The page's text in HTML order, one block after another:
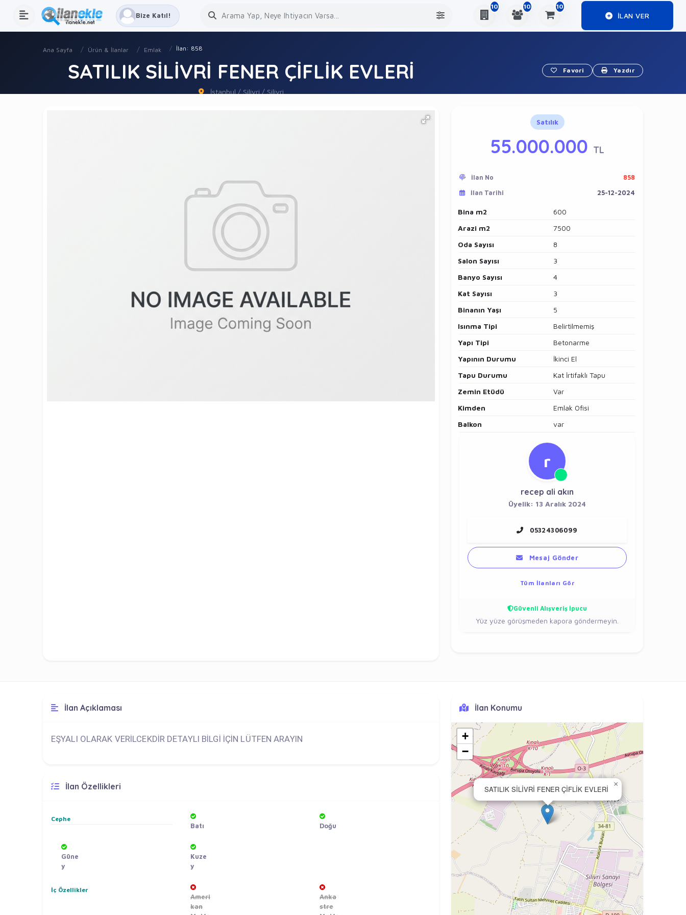
Bize Katıl!
10 10 10
ILAN VER
Ana Sayfa Ürün & İlanlar Emlak İlan: 858
SATILIK SİLİVRİ FENER ÇİFLİK EVLERİ
İstanbul / Silivri / Silivri
Favori Yazdır
Satılık
55.000.000 TL
İlan No
858
İlan Tarihi
25-12-2024
Bina m2
600
Arazi m2
7500
Oda Sayısı
8
Salon Sayısı
3
Banyo Sayısı
4
Kat Sayısı
3
Binanın Yaşı
5
Isınma Tipi
Belirtilmemiş
Yapı Tipi
Betonarme
Yapının Durumu
İkinci El
Tapu Durumu
Kat İrtifaklı Tapu
Zemin Etüdü
Var
Kimden
Emlak Ofisi
Balkon
var
r
recep ali akın
Üyelik: 13 Aralık 2024
05324306099
Mesaj Gönder
Tüm İlanları Gör
Güvenli Alışveriş İpucu
Yüz yüze görüşmeden kapora göndermeyin.
İlan Açıklaması
EŞYALI OLARAK VERİLCEKDİR DETAYLI BİLGİ İÇİN LÜTFEN ARAYIN
İlan Özellikleri
Cephe
Batı Doğu
Güne
y
Kuze
y
İç Özellikler
Ameri
kan
Anka
stre
İlan Konumu
SATILIK SİLİVRİ FENER ÇİFLİK EVLERİ
×
+
−